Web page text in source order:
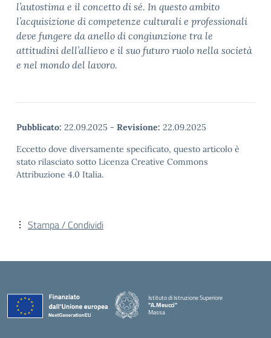
l’autostima e il concetto di sé. In questo ambito
l’acquisizione di competenze culturali e professionali
deve fungere da anello di congiunzione tra le
attitudini dell’allievo e il suo futuro ruolo nella società
e nel mondo del lavoro.
Pubblicato: 22.09.2025 - Revisione: 22.09.2025
Eccetto dove diversamente specificato, questo articolo è
stato rilasciato sotto Licenza Creative Commons
Attribuzione 4.0 Italia.
Stampa / Condividi
Istituto di Istruzione Superiore
"A.Meucci"
Massa